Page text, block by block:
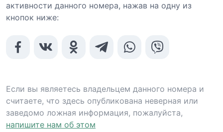
активности данного номера, нажав на одну из
кнопок ниже:
Если вы являетесь владельцем данного номера и
считаете, что здесь опубликована неверная или
заведомо ложная информация, пожалуйста,
напишите нам об этом